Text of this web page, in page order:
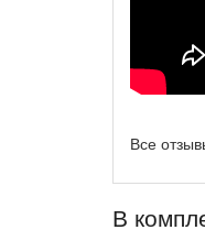
Все
В